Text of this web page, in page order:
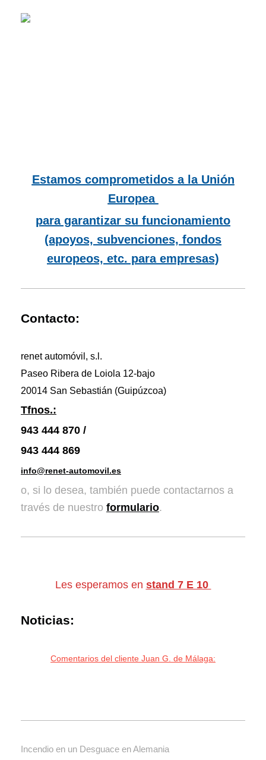
Estamos comprometidos a la Unión
Europea
para garantizar su funcionamiento
(apoyos, subvenciones, fondos
europeos, etc. para empresas)
Contacto:
renet automóvil, s.l.
Paseo Ribera de Loiola 12-bajo
20014 San Sebastián (Guipúzcoa)
Tfnos.:
943 444 870 /
943 444 869
info@renet-automovil.es
o, si lo desea, también puede contactarnos a
través de nuestro formulario.
Les esperamos en stand 7 E 10
Noticias:
Comentarios del cliente Juan G. de Málaga:
Incendio en un Desguace en Alemania